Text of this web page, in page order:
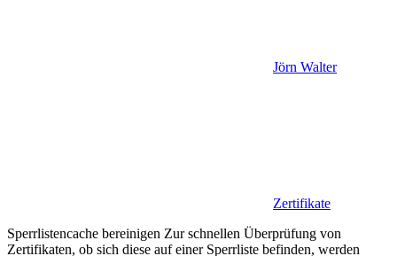
Jörn Walter
Zertifikate
Sperrlistencache bereinigen Zur schnellen Überprüfung von
Zertifikaten, ob sich diese auf einer Sperrliste befinden, werden